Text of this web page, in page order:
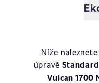
Níže
úpravěStandard
Vulcan 1700